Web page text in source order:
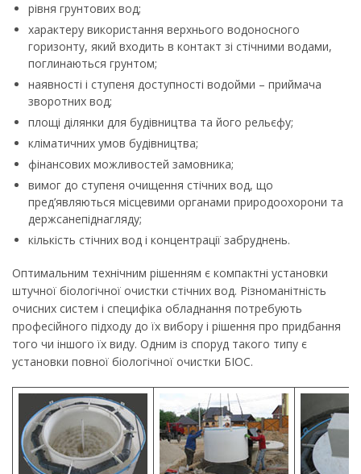
рівня грунтових вод;
характеру використання верхнього водоносного
горизонту, який входить в контакт зі стічними водами,
поглинаються грунтом;
наявності і ступеня доступності водойми – приймача
зворотних вод;
площі ділянки для будівництва та його рельєфу;
кліматичних умов будівництва;
фінансових можливостей замовника;
вимог до ступеня очищення стічних вод, що
пред’являються місцевими органами природоохорони та
держсанепіднагляду;
кількість стічних вод і концентрації забруднень.
Оптимальним технічним рішенням є компактні установки
штучної біологічної очистки стічних вод. Різноманітність
очисних систем і специфіка обладнання потребують
професійного підходу до їх вибору і рішення про придбання
того чи іншого їх виду. Одним із споруд такого типу є
установки повної біологічної очистки БІОС.